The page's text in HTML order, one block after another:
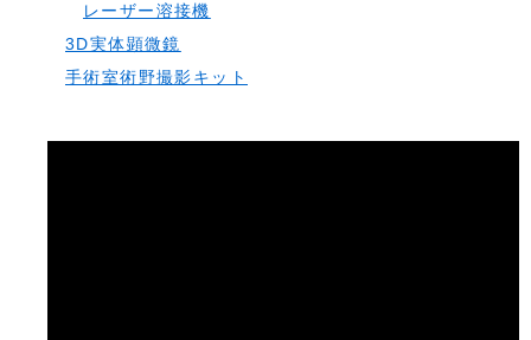
レーザー溶接機
3D実体顕微鏡
手術室術野撮影キット